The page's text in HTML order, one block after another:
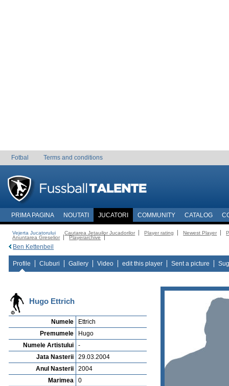
Fotbal Terms and conditions
PRIMA PAGINA NOUTATI JUCATORI COMMUNITY CATALOG
Vejerta Jucatorului Cautarea Jetauilor Jucadorilor Player rating Newest Player
Anuntarea Greselior
Playerarchive
Ben Kettenbeil
Profile Cluburi Gallery Video edit this player Sent a picture
Hugo Ettrich
Numele
Ettrich
Premumele
Hugo
Numele Artistului
-
Jata Nasterii
29.03.2004
Anul Nasterii
2004
Marimea
0